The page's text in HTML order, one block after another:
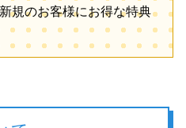
規のお客様にお得な特典